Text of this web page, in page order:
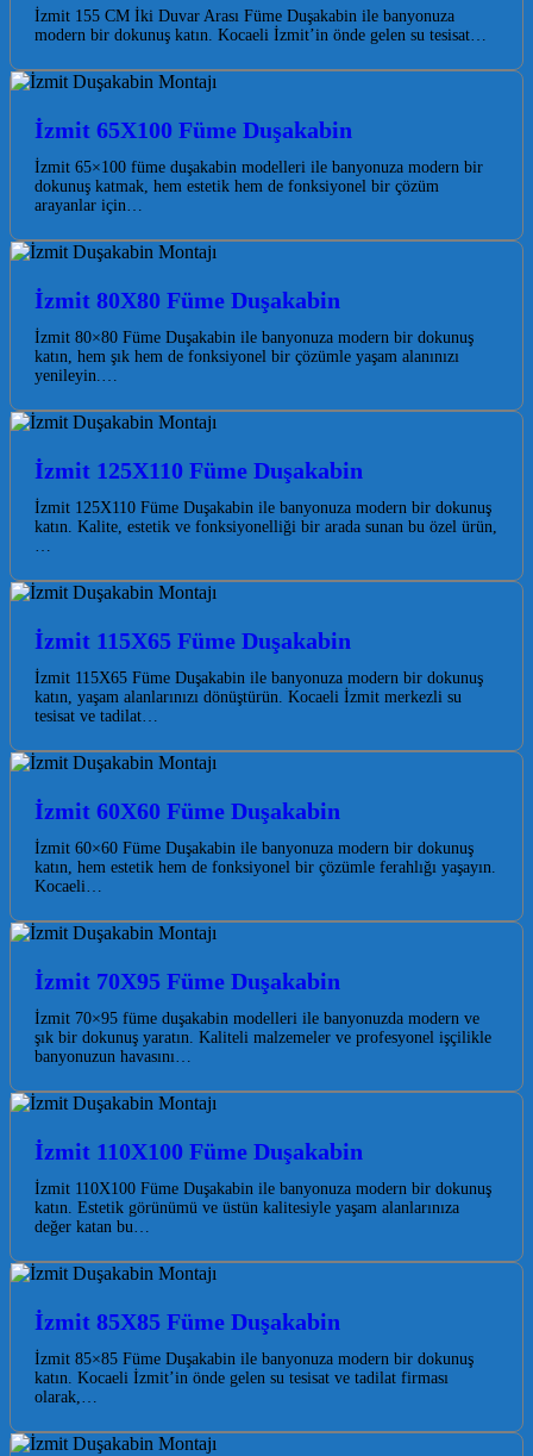
İzmit 155 CM İki Duvar Arası Füme Duşakabin ile banyonuza
modern bir dokunuş katın. Kocaeli İzmit’in önde gelen su tesisat…
İzmit 65X100 Füme Duşakabin
İzmit 65×100 füme duşakabin modelleri ile banyonuza modern bir
dokunuş katmak, hem estetik hem de fonksiyonel bir çözüm
arayanlar için…
İzmit 80X80 Füme Duşakabin
İzmit 80×80 Füme Duşakabin ile banyonuza modern bir dokunuş
katın, hem şık hem de fonksiyonel bir çözümle yaşam alanınızı
yenileyin.…
İzmit 125X110 Füme Duşakabin
İzmit 125X110 Füme Duşakabin ile banyonuza modern bir dokunuş
katın. Kalite, estetik ve fonksiyonelliği bir arada sunan bu özel ürün,
İzmit 115X65 Füme Duşakabin
İzmit 115X65 Füme Duşakabin ile banyonuza modern bir dokunuş
katın, yaşam alanlarınızı dönüştürün. Kocaeli İzmit merkezli su
tesisat ve tadilat…
İzmit 60X60 Füme Duşakabin
İzmit 60×60 Füme Duşakabin ile banyonuza modern bir dokunuş
katın, hem estetik hem de fonksiyonel bir çözümle ferahlığı yaşayın.
Kocaeli…
İzmit 70X95 Füme Duşakabin
İzmit 70×95 füme duşakabin modelleri ile banyonuzda modern ve
şık bir dokunuş yaratın. Kaliteli malzemeler ve profesyonel işçilikle
banyonuzun havasını…
İzmit 110X100 Füme Duşakabin
İzmit 110X100 Füme Duşakabin ile banyonuza modern bir dokunuş
katın. Estetik görünümü ve üstün kalitesiyle yaşam alanlarınıza
değer katan bu…
İzmit 85X85 Füme Duşakabin
İzmit 85×85 Füme Duşakabin ile banyonuza modern bir dokunuş
katın. Kocaeli İzmit’in önde gelen su tesisat ve tadilat firması
olarak,…